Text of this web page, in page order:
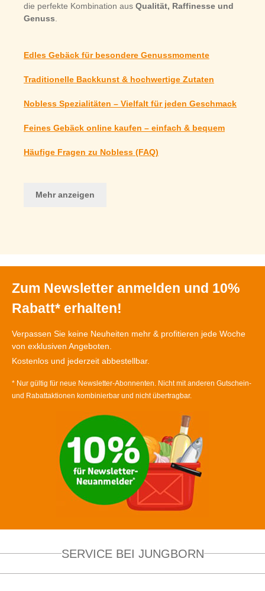
die perfekte Kombination aus Qualität, Raffinesse und
Genuss
Edles Gebäck für besondere Genussmomente
Traditionelle Backkunst & hochwertige Zutaten
Nobless Spezialitäten – Vielfalt für jeden Geschmack
Feines Gebäck online kaufen – einfach & bequem
Häufige Fragen zu Nobless (FAQ)
Mehr anzeigen
Zum Newsletter anmelden und 10%
Rabatt* erhalten!
Verpassen Sie keine Neuheiten mehr & profitieren jede Woche
von exklusiven Angeboten.
Kostenlos und jederzeit abbestellbar.
* Nur gültig für neue Newsletter-Abonnenten. Nicht mit anderen Gutschein-
und Rabattaktionen kombinierbar und nicht übertragbar.
SERVICE BEI JUNGBORN